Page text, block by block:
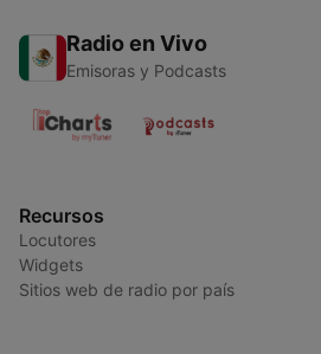
Radio en Vivo
Emisoras y Podcasts
Recursos
Locutores
Widgets
Sitios web de radio por país